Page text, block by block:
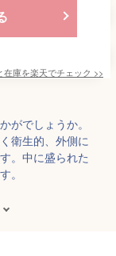
在庫を楽天でチェック >>
がでしょうか。
衛生的、外側に
。中に盛られた
。